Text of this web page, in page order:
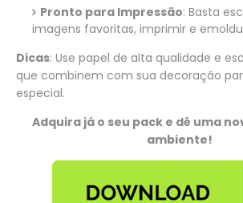
Pronto para Impressão: Basta
imagens favoritas, imprimir e
Dicas: Use papel de alta qualidade e
que combinem com sua decoração
especial.
Adquira já o seu pack e dê uma
ambiente!